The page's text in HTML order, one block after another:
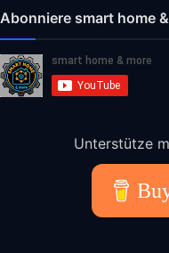
Abonniere smart home
Unterstütze